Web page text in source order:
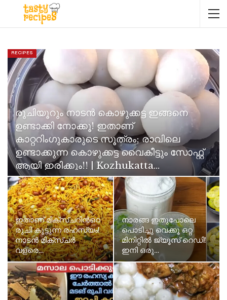
RECIPES
രുചിയൂറും നാടൻ കൊഴുക്കട്ട ഇങ്ങനെ
ഉണ്ടാക്കി നോക്കൂ! ഇതാണ്
കാറ്ററിംഗുകാരുടെ സൂത്രം; രാവിലെ
ഉണ്ടാക്കുന്ന കൊഴുക്കട്ട വൈകീട്ടും സോഫ്റ്റ്
ആയി ഇരിക്കും!! | Kozhukatta…
Neenu Karthika Jun 11, 2026
ഇതാണ് മിക്സ്ചറിൻറെ
രുചി കൂട്ടുന്ന രഹസ്യം!
നാടൻ മിക്സ്ചർ
വളരെ…
നാരങ്ങ ഇതുപോലെ
പൊടിച്ചു വെക്കൂ ഒറ്റ
മിനിറ്റിൽ ജ്യൂസ് റെഡി!
ഇനി ഒരു…